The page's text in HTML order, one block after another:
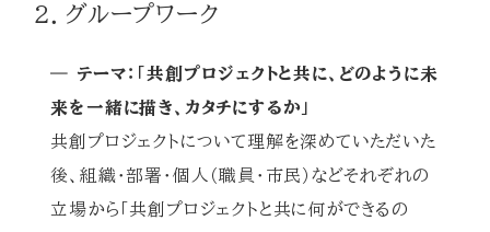
2．グループワーク
― テーマ：「共創プロジェクトと共に、どのように未
来を一緒に描き、カタチにするか」
共創プロジェクトについて理解を深めていただいた
後、組織・部署・個人（職員・市民）などそれぞれの
立場から「共創プロジェクトと共に何ができるの